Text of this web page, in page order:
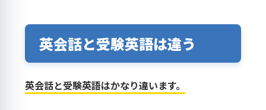
英会話と受験英語は違う
英会話と受験英語はかなり違います。